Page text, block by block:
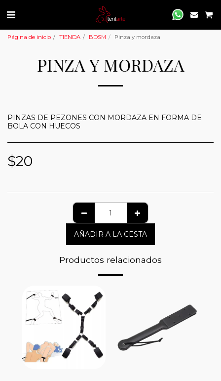
Página de inicio TIENDA BDSM Pinza y mordaza
PINZA Y MORDAZA
PINZAS DE PEZONES CON MORDAZA EN FORMA DE
BOLA CON HUECOS
$20
AÑADIR A LA CESTA
Productos relacionados